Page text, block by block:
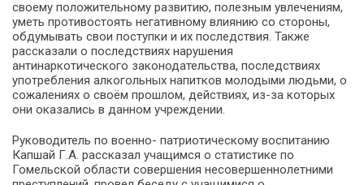
своему положительному развитию, полезным увлечениям,
уметь противостоять негативному влиянию со стороны,
обдумывать свои поступки и их последствия. Также
рассказали о последствиях нарушения
антинаркотического законодательства, последствиях
употребления алкогольных напитков молодыми людьми, о
сожалениях о своём прошлом, действиях, из-за которых
они оказались в данном учреждении.
Руководитель по военно- патриотическому воспитанию
Капшай Г.А. рассказал учащимся о статистике по
Гомельской области совершения несовершеннолетними